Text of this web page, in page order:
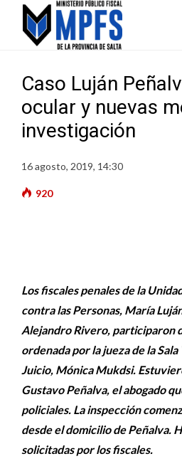
Caso Luján
ocular y nuevas
investigación
16 agosto, 2019, 14:30
920
Los fiscales penales de la
contra las Personas, María
Alejandro Rivero, participaron
ordenada por la jueza de la
Juicio, Mónica Mukdsi.
Gustavo Peñalva, el abogado
policiales. La inspección
desde el domicilio de Peñalva.
solicitadas por los fiscales.